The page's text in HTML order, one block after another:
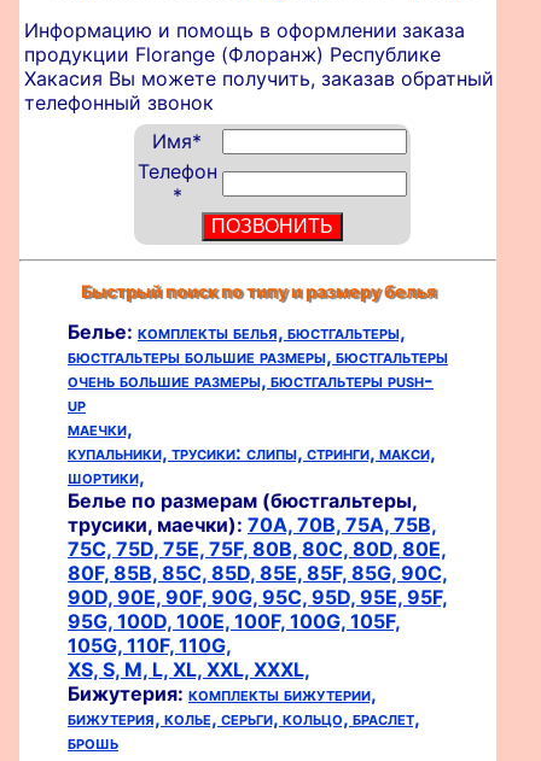
Информацию и помощь в оформлении заказа
продукции Florange (Флоранж) Республике
Хакасия Вы можете получить, заказав обратный
телефонный звонок
Имя*
Телефон
*
Быстрый поиск по типу и размеру белья
Белье: комплекты белья, бюстгальтеры,
бюстгальтеры большие размеры, бюстгальтеры
очень большие размеры, бюстгальтеры push-
up
маечки,
купальники, трусики: слипы, стринги, макси,
шортики,
Белье по размерам (бюстгальтеры,
трусики, маечки): 70A, 70B, 75A, 75B,
75C, 75D, 75E, 75F, 80B, 80C, 80D, 80E,
80F, 85B, 85C, 85D, 85E, 85F, 85G, 90C,
90D, 90E, 90F, 90G, 95C, 95D, 95E, 95F,
95G, 100D, 100E, 100F, 100G, 105F,
105G, 110F, 110G,
XS, S, M, L, XL, XXL, XXXL,
Бижутерия: комплекты бижутерии,
бижутерия, колье, серьги, кольцо, браслет,
брошь